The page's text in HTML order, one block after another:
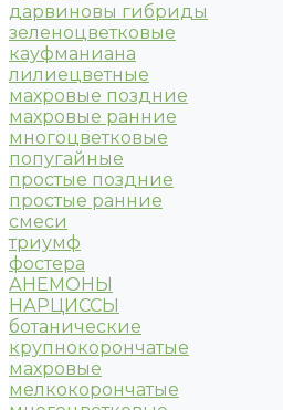
дарвиновы гибриды
зеленоцветковые
кауфманиана
лилиецветные
махровые поздние
махровые ранние
многоцветковые
попугайные
простые поздние
простые ранние
смеси
триумф
фостера
АНЕМОНЫ
НАРЦИССЫ
ботанические
крупнокорончатые
махровые
мелкокорончатые